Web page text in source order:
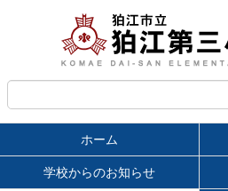
ホーム
学校からのお知らせ